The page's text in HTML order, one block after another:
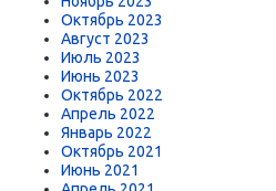
Октябрь 2023
Август 2023
Июль 2023
Июнь 2023
Октябрь 2022
Апрель 2022
Январь 2022
Октябрь 2021
Июнь 2021